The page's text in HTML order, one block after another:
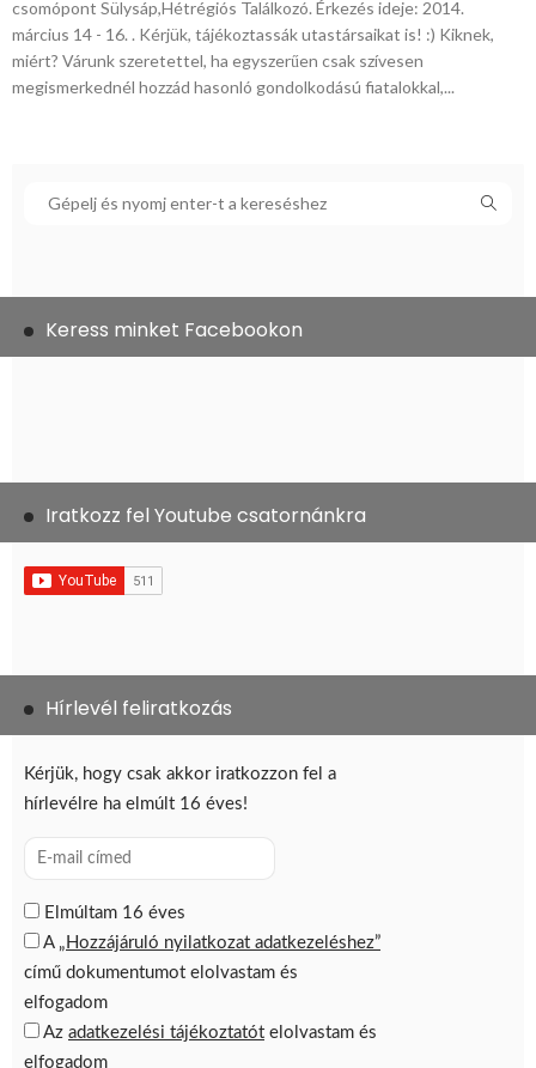
csomópont Sülysáp,Hétrégiós Találkozó. Érkezés ideje: 2014.
március 14 - 16. . Kérjük, tájékoztassák utastársaikat is! :) Kiknek,
miért? Várunk szeretettel, ha egyszerűen csak szívesen
megismerkednél hozzád hasonló gondolkodású fiatalokkal,...
Keress minket Facebookon
Iratkozz fel Youtube csatornánkra
Hírlevél feliratkozás